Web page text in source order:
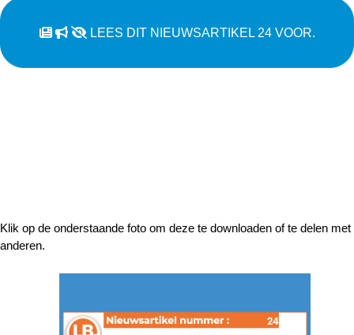
LEES DIT NIEUWSARTIKEL 24 VOOR.
Klik op de onderstaande foto om deze te downloaden of te delen met
anderen.